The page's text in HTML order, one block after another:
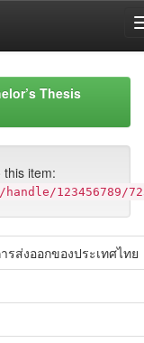
Thesis
item:
123456789/
รส่งออกของประเทศไทย